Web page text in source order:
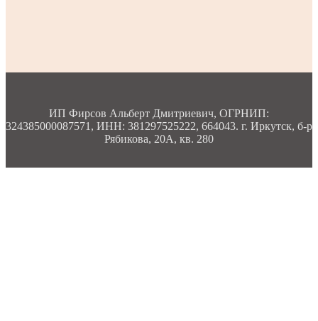
ИП Фирсов Альберт Дмитриевич, ОГРНИП:
324385000087571, ИНН: 381297525222, 664043. г. Иркутск, б-р
Рябикова, 20А, кв. 280